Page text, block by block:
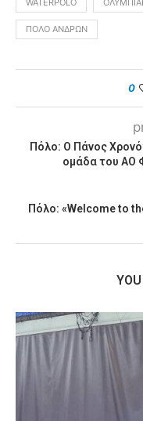
WATERPOLO
ΠΌΛΟ ΑΝΔΡΏΝ
0
Πόλο: Ο Πάνος
ομάδα του ΑΟ
Πόλο: «Welcome to